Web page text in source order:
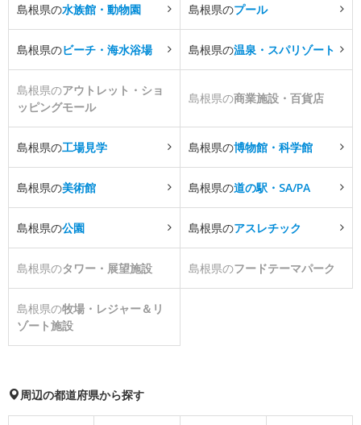
島根県の水族館・動物園 島根県のプール
島根県のビーチ・海水浴場 島根県の温泉・スパリゾート
島根県のアウトレット・ショ
ッピングモール
島根県の商業施設・百貨店
島根県の工場見学 島根県の博物館・科学館
島根県の美術館 島根県の道の駅・SA/PA
島根県の公園 島根県のアスレチック
島根県のタワー・展望施設 島根県のフードテーマパーク
島根県の牧場・レジャー＆リ
ゾート施設
周辺の都道府県から探す